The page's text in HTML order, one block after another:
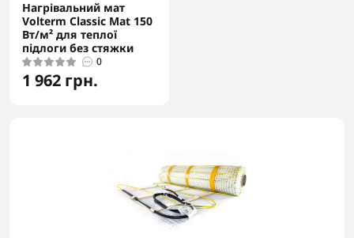
Нагрівальний мат
Volterm Classic Mat 150
Вт/м² для теплої
підлоги без стяжки
0
1 962 грн.